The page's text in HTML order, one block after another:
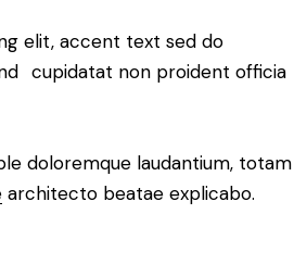
elit, accent text sed do
cupidatat non proident officia
doloremque laudantium, totam
architecto beatae explicabo.